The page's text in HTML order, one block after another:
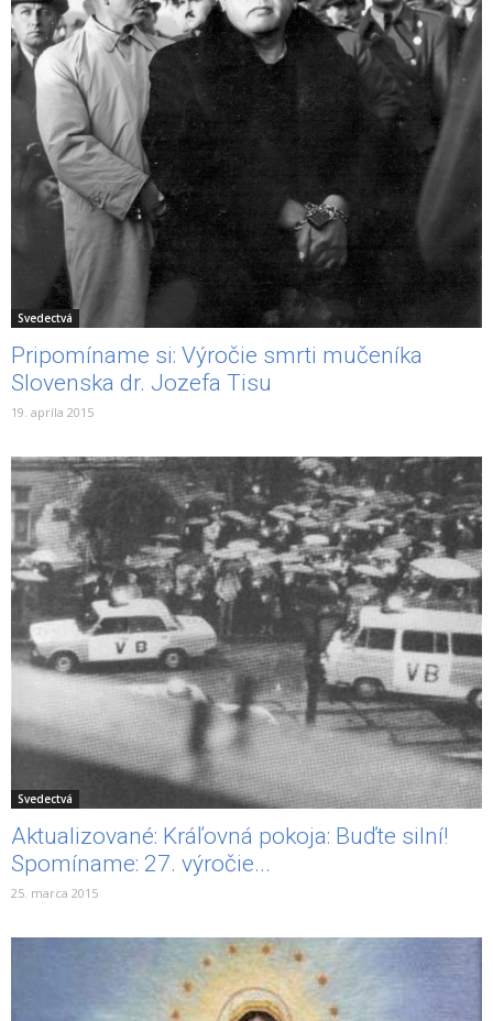
Svedectvá
Pripomíname si: Výročie smrti mučeníka
Slovenska dr. Jozefa Tisu
19. apríla 2015
Svedectvá
Aktualizované: Kráľovná pokoja: Buďte silní!
Spomíname: 27. výročie...
25. marca 2015